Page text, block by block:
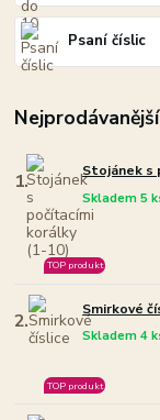
Psaní číslic
Nejprodávanější
1. Stojánek s
Skladem 5
TOP produkt
2. Smirkové
Skladem 4
TOP produkt